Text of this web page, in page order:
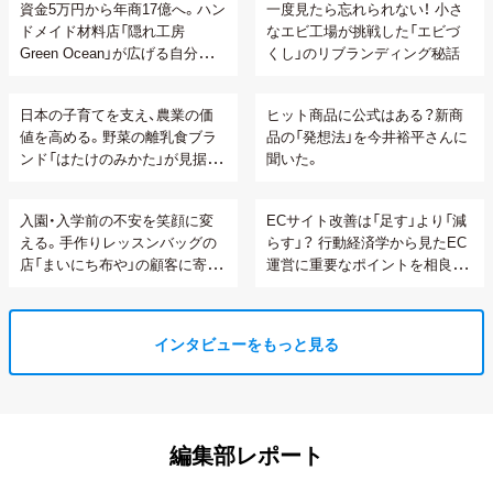
資金5万円から年商17億へ。ハン
ドメイド材料店「隠れ工房
Green Ocean」が広げる自分らし
一度見たら忘れられない！ 小さ
なエビ工場が挑戦した「エビづ
くし」のリブランディング秘話
日本の子育てを支え、農業の価
値を高める。野菜の離乳食ブラ
ンド「はたけのみかた」が見据え
ヒット商品に公式はある？新商
品の「発想法」を今井裕平さんに
聞いた。
入園・入学前の不安を笑顔に変
える。手作りレッスンバッグの
店「まいにち布や」の顧客に寄り
ECサイト改善は「足す」より「減
らす」？ 行動経済学から見たEC
運営に重要なポイントを相良さ
インタビューをもっと見る
編集部レポート